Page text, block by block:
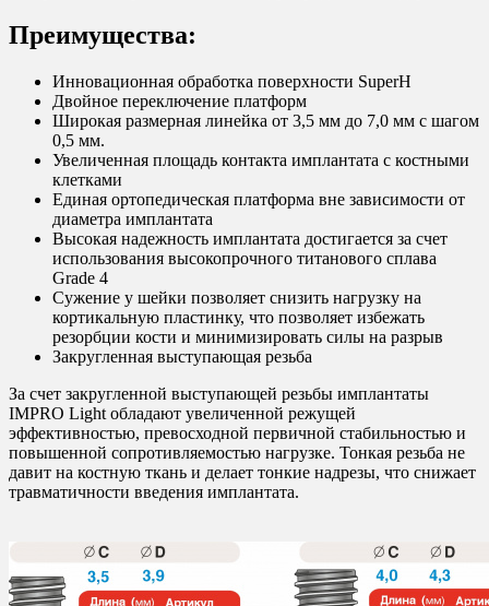
Преимущества:
Инновационная обработка поверхности SuperH
Двойное переключение платформ
Широкая размерная линейка от 3,5 мм до 7,0 мм с шагом
0,5 мм.
Увеличенная площадь контакта имплантата с костными
клетками
Единая ортопедическая платформа вне зависимости от
диаметра имплантата
Высокая надежность имплантата достигается за счет
использования высокопрочного титанового сплава
Grade 4
Сужение у шейки позволяет снизить нагрузку на
кортикальную пластинку, что позволяет избежать
резорбции кости и минимизировать силы на разрыв
Закругленная выступающая резьба
За счет закругленной выступающей резьбы имплантаты
IMPRO Light обладают увеличенной режущей
эффективностью, превосходной первичной стабильностью и
повышенной сопротивляемостью нагрузке. Тонкая резьба не
давит на костную ткань и делает тонкие надрезы, что снижает
травматичности введения имплантата.